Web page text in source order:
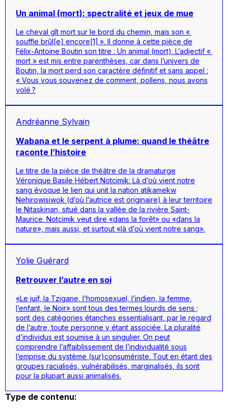
Un animal (mort): spectralité et jeux de mue
Le cheval gît mort sur le bord du chemin, mais son «
souffle brûl[e] encore[1] ». Il donne à cette pièce de
Félix-Antoine Boutin son titre : Un animal (mort). L’adjectif «
mort » est mis entre parenthèses, car dans l’univers de
Boutin, la mort perd son caractère définitif et sans appel :
« Vous vous souvenez de comment, pollens, nous avons
volé ?
Andréanne Sylvain
Wabana et le serpent à plume: quand le théâtre
raconte l’histoire
Le titre de la pièce de théâtre de la dramaturge
Véronique Basile Hébert Notcimik: Là d’où vient notre
sang évoque le lien qui unit la nation atikamekw
Nehirowisiwok (d’où l’autrice est originaire) à leur territoire
le Nitaskinan, situé dans la vallée de la rivière Saint-
Maurice. Notcimik veut dire «dans la forêt» ou «dans la
nature», mais aussi, et surtout «là d’où vient notre sang».
Yolie Guérard
Retrouver l’autre en soi
«Le juif, la Tzigane, l’homosexuel, l’indien, la femme,
l’enfant, le Noir» sont tous des termes lourds de sens ;
sont des catégories étanches essentialisant, par le regard
de l’autre, toute personne y étant associée. La pluralité
d’individus est soumise à un singulier. On peut
comprendre l’affaiblissement de l’individualité sous
l’emprise du système (sur)consumériste. Tout en étant des
groupes racialisés, vulnérabilisés, marginalisés, ils sont
pour la plupart aussi animalisés.
Type de contenu: